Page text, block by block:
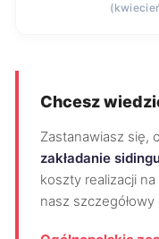
Chcesz
Zastanawiasz się,
zakładanie
koszty realizacji na
nasz szczegółowy